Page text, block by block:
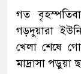
গত
গড়দুয়ারা
খেলা শেষে
মাদ্রাসা পড়ুয়া